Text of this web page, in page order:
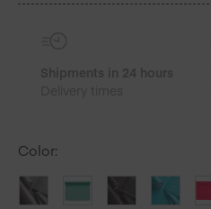
table
Shipments in 24 hours
Delivery times
Color: